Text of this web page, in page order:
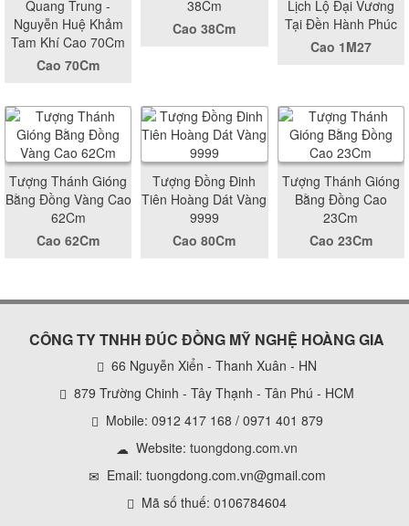
Quang Trung -
Nguyễn Huệ Khảm
Tam Khí Cao 70Cm
Cao 70Cm
38Cm
Cao 38Cm
Lịch Lộ Đại Vương
Tại Đền Hành Phúc
Cao 1M27
Tượng Thánh Gióng
Bằng Đồng Vàng Cao
62Cm
Cao 62Cm
Tượng Đồng Đinh
Tiên Hoàng Dát Vàng
9999
Cao 80Cm
Tượng Thánh Gióng
Bằng Đồng Cao
23Cm
Cao 23Cm
CÔNG TY TNHH ĐÚC ĐỒNG MỸ NGHỆ HOÀNG GIA
66 Nguyễn Xiển - Thanh Xuân - HN
879 Trường Chinh - Tây Thạnh - Tân Phú - HCM
Mobile: 0912 417 168 / 0971 401 879
Website: tuongdong.com.vn
Email: tuongdong.com.vn@gmail.com
Mã số thuế: 0106784604